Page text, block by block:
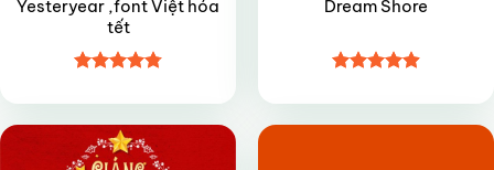
Yesteryear ,font Việt hóa
tết
hạng4.85
sao
Dream Shore
hạng4.95
sao